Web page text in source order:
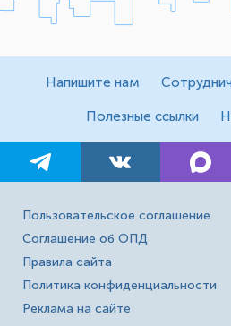
Напишите нам
Полезные ссылки
Пользовательское соглашение
Соглашение об ОПД
Правила сайта
Политика конфиденциальности
Реклама на сайте